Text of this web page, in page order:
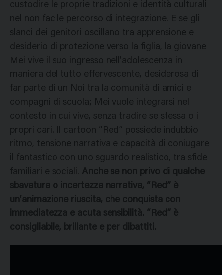
custodire le proprie tradizioni e identità culturali
nel non facile percorso di integrazione. E se gli
slanci dei genitori oscillano tra apprensione e
desiderio di protezione verso la figlia, la giovane
Mei vive il suo ingresso nell’adolescenza in
maniera del tutto effervescente, desiderosa di
far parte di un Noi tra la comunità di amici e
compagni di scuola; Mei vuole integrarsi nel
contesto in cui vive, senza tradire se stessa o i
propri cari. Il cartoon “Red” possiede indubbio
ritmo, tensione narrativa e capacità di coniugare
il fantastico con uno sguardo realistico, tra sfide
familiari e sociali. Anche se non privo di qualche
sbavatura o incertezza narrativa, “Red” è
un’animazione riuscita, che conquista con
immediatezza e acuta sensibilità. “Red” è
consigliabile, brillante e per dibattiti.